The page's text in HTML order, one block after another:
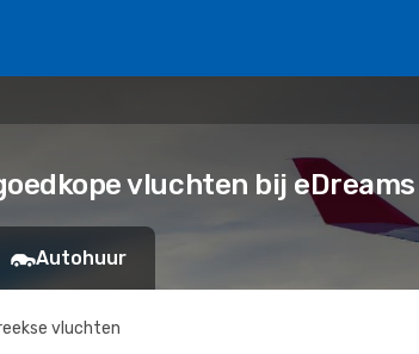
vluchten bij eDreams
Autohuur
vluchten